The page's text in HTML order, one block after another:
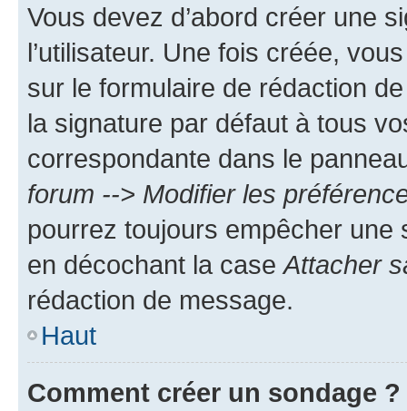
Vous devez d’abord créer une
l’utilisateur. Une fois créée,
sur le formulaire de rédaction
la signature par défaut à tous
correspondante dans le
forum --> Modifier les
pourrez toujours empêcher une
en décochant la case Attacher
rédaction de message.
Haut
Comment créer un sondage ?